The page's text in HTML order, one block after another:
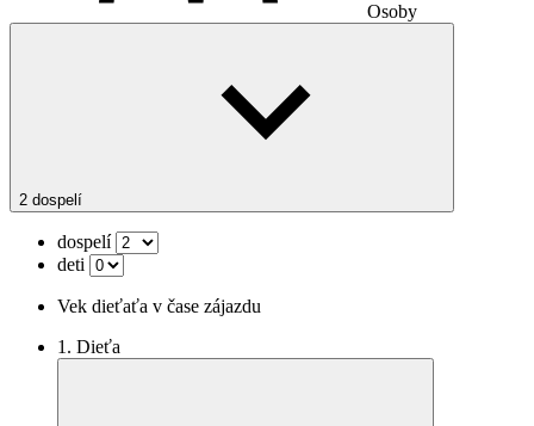
Osoby
2 dospelí
dospelí
deti
Vek dieťaťa v čase zájazdu
1. Dieťa